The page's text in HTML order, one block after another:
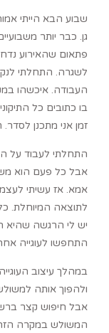
שבוע הבא הייתי
גן. כבר יותר
פתאום שהאירוע
לשגרה. התחלתי
העבודה. איכשהו
בו כתובים כל
זמן אני מתכנן לסדר.
התחלתי לעבוד על
אבל כל פעם הוא
אמא. אז עשיתי
לתוצאה המיוחלת.
יש לי הרגשה שהיא
התחפשו לעוגייה
במהלך עיצוב
ולהפוך אותה
אבל חיפוש קצר
המשולש במקרה